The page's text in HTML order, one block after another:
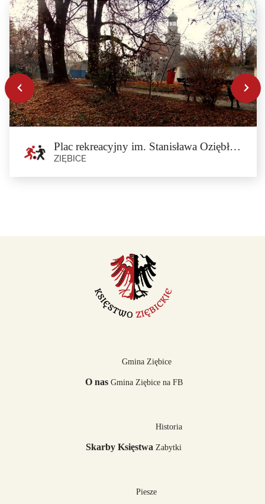
Plac rekreacyjny im. Stanisława Oziębłowskiego w Ziębicach
ZIĘBICE
Ziębice
Plac Stanisława Oziębłowskiego został nazwany imieniem długoletniego
działacza samorządowego oraz...
O nas
Gmina Ziębice
Gmina Ziębice na FB
Skarby Księstwa
Historia
Zabytki
Piesze